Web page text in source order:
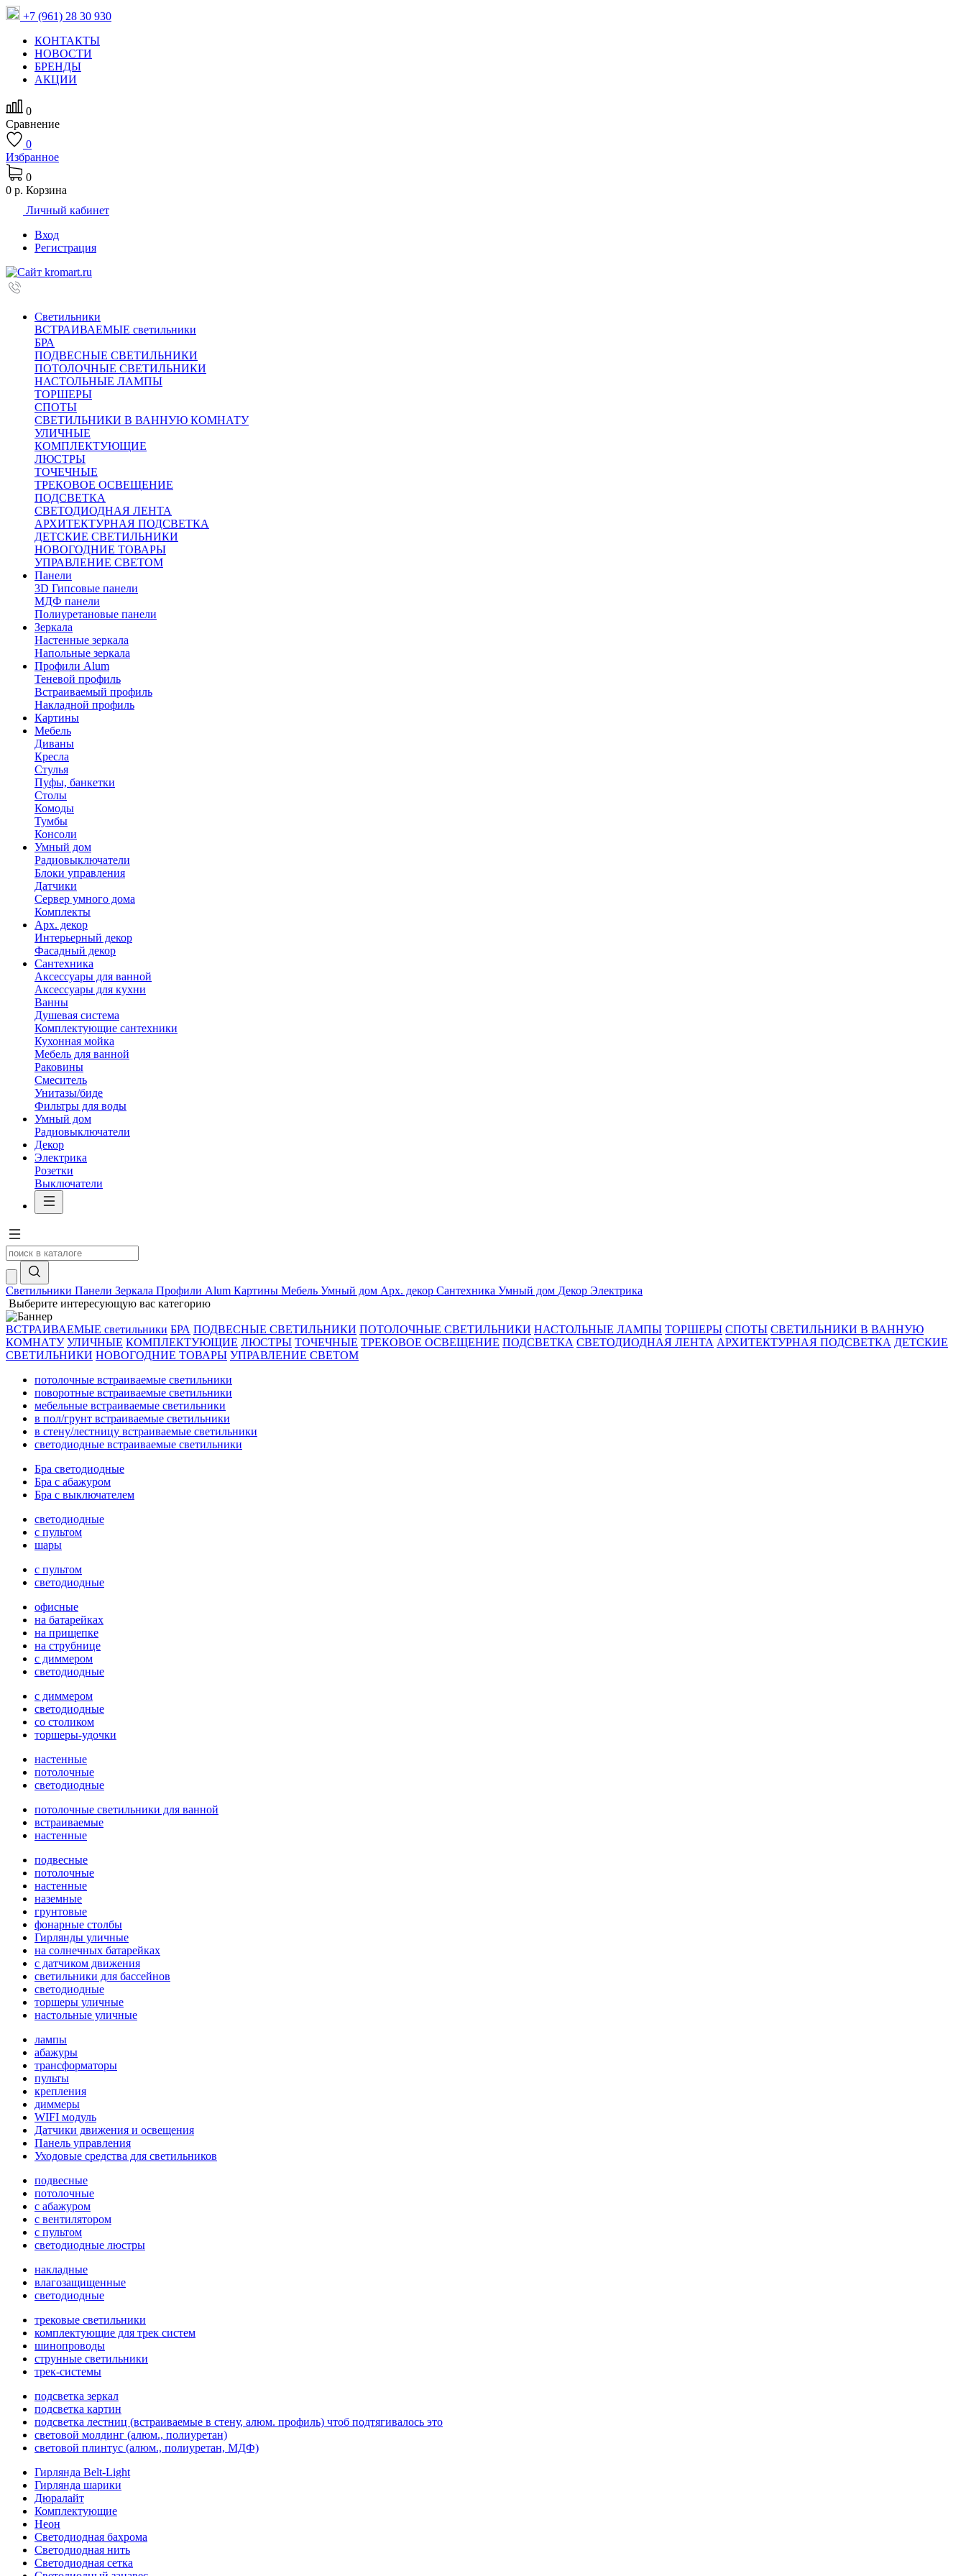
+7 (961) 28 30 930
КОНТАКТЫ
НОВОСТИ
БРЕНДЫ
АКЦИИ
0
Сравнение
0
Избранное
0
0 р. Корзина
Личный кабинет
Вход
Регистрация
Светильники
ВСТРАИВАЕМЫЕ светильники
БРА
ПОДВЕСНЫЕ СВЕТИЛЬНИКИ
ПОТОЛОЧНЫЕ СВЕТИЛЬНИКИ
НАСТОЛЬНЫЕ ЛАМПЫ
ТОРШЕРЫ
СПОТЫ
СВЕТИЛЬНИКИ В ВАННУЮ КОМНАТУ
УЛИЧНЫЕ
КОМПЛЕКТУЮЩИЕ
ЛЮСТРЫ
ТОЧЕЧНЫЕ
ТРЕКОВОЕ ОСВЕЩЕНИЕ
ПОДСВЕТКА
СВЕТОДИОДНАЯ ЛЕНТА
АРХИТЕКТУРНАЯ ПОДСВЕТКА
ДЕТСКИЕ СВЕТИЛЬНИКИ
НОВОГОДНИЕ ТОВАРЫ
УПРАВЛЕНИЕ СВЕТОМ
Панели
3D Гипсовые панели
МДФ панели
Полиуретановые панели
Зеркала
Настенные зеркала
Напольные зеркала
Профили Alum
Теневой профиль
Встраиваемый профиль
Накладной профиль
Картины
Мебель
Диваны
Кресла
Стулья
Пуфы, банкетки
Столы
Комоды
Тумбы
Консоли
Умный дом
Радиовыключатели
Блоки управления
Датчики
Сервер умного дома
Комплекты
Арх. декор
Интерьерный декор
Фасадный декор
Сантехника
Аксессуары для ванной
Аксессуары для кухни
Ванны
Душевая система
Комплектующие сантехники
Кухонная мойка
Мебель для ванной
Раковины
Смеситель
Унитазы/биде
Фильтры для воды
Умный дом
Радиовыключатели
Декор
Электрика
Розетки
Выключатели
Светильники Панели Зеркала Профили Alum Картины Мебель Умный дом Арх. декор Сантехника Умный дом Декор Электрика
Выберите интересующую вас категорию
ВСТРАИВАЕМЫЕ светильники БРА ПОДВЕСНЫЕ СВЕТИЛЬНИКИ ПОТОЛОЧНЫЕ СВЕТИЛЬНИКИ НАСТОЛЬНЫЕ ЛАМПЫ ТОРШЕРЫ СПОТЫ СВЕТИЛЬНИКИ В ВАННУЮ
КОМНАТУ УЛИЧНЫЕ КОМПЛЕКТУЮЩИЕ ЛЮСТРЫ ТОЧЕЧНЫЕ ТРЕКОВОЕ ОСВЕЩЕНИЕ ПОДСВЕТКА СВЕТОДИОДНАЯ ЛЕНТА АРХИТЕКТУРНАЯ ПОДСВЕТКА ДЕТСКИЕ
СВЕТИЛЬНИКИ НОВОГОДНИЕ ТОВАРЫ УПРАВЛЕНИЕ СВЕТОМ
потолочные встраиваемые светильники
поворотные встраиваемые светильники
мебельные встраиваемые светильники
в пол/грунт встраиваемые светильники
в стену/лестницу встраиваемые светильники
светодиодные встраиваемые светильники
Бра светодиодные
Бра с абажуром
Бра с выключателем
светодиодные
с пультом
шары
с пультом
светодиодные
офисные
на батарейках
на прищепке
на струбнице
с диммером
светодиодные
с диммером
светодиодные
со столиком
торшеры-удочки
настенные
потолочные
светодиодные
потолочные светильники для ванной
встраиваемые
настенные
подвесные
потолочные
настенные
наземные
грунтовые
фонарные столбы
Гирлянды уличные
на солнечных батарейках
с датчиком движения
светильники для бассейнов
светодиодные
торшеры уличные
настольные уличные
лампы
абажуры
трансформаторы
пульты
крепления
диммеры
WIFI модуль
Датчики движения и освещения
Панель управления
Уходовые средства для светильников
подвесные
потолочные
с абажуром
с вентилятором
с пультом
светодиодные люстры
накладные
влагозащищенные
светодиодные
трековые светильники
комплектующие для трек систем
шинопроводы
струнные светильники
трек-системы
подсветка зеркал
подсветка картин
подсветка лестниц (встраиваемые в стену, алюм. профиль) чтоб подтягивалось это
световой молдинг (алюм., полиуретан)
световой плинтус (алюм., полиуретан, МДФ)
Гирлянда Belt-Light
Гирлянда шарики
Дюралайт
Комплектующие
Неон
Светодиодная бахрома
Светодиодная нить
Светодиодная сетка